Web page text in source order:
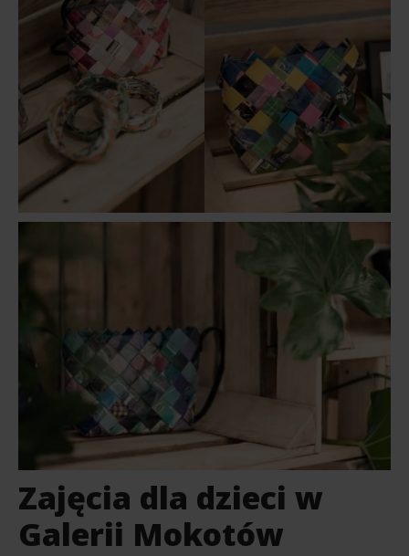
Zajęcia dla dzieci w
Galerii Mokotów